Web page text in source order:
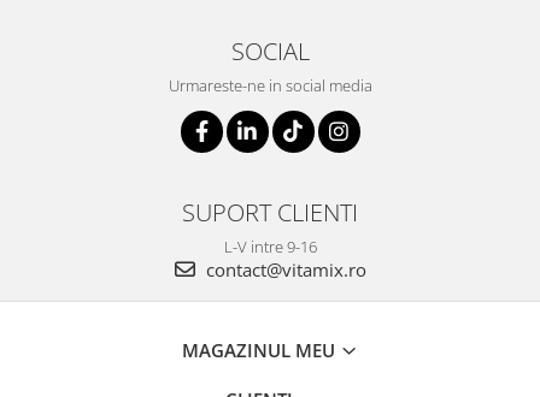
SOCIAL
Urmareste-ne in social media
SUPORT CLIENTI
L-V intre 9-16
contact@vitamix.ro
MAGAZINUL MEU